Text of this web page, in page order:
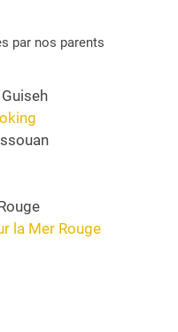
par nos parents
Guiseh
la Mer Rouge